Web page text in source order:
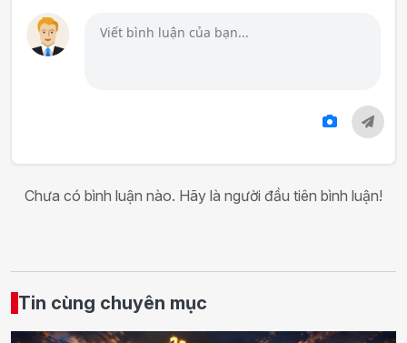
Chưa có bình luận nào. Hãy là người đầu tiên bình luận!
Tin cùng chuyên mục